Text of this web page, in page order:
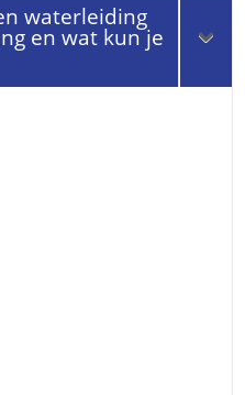
waterleiding
en wat kun je